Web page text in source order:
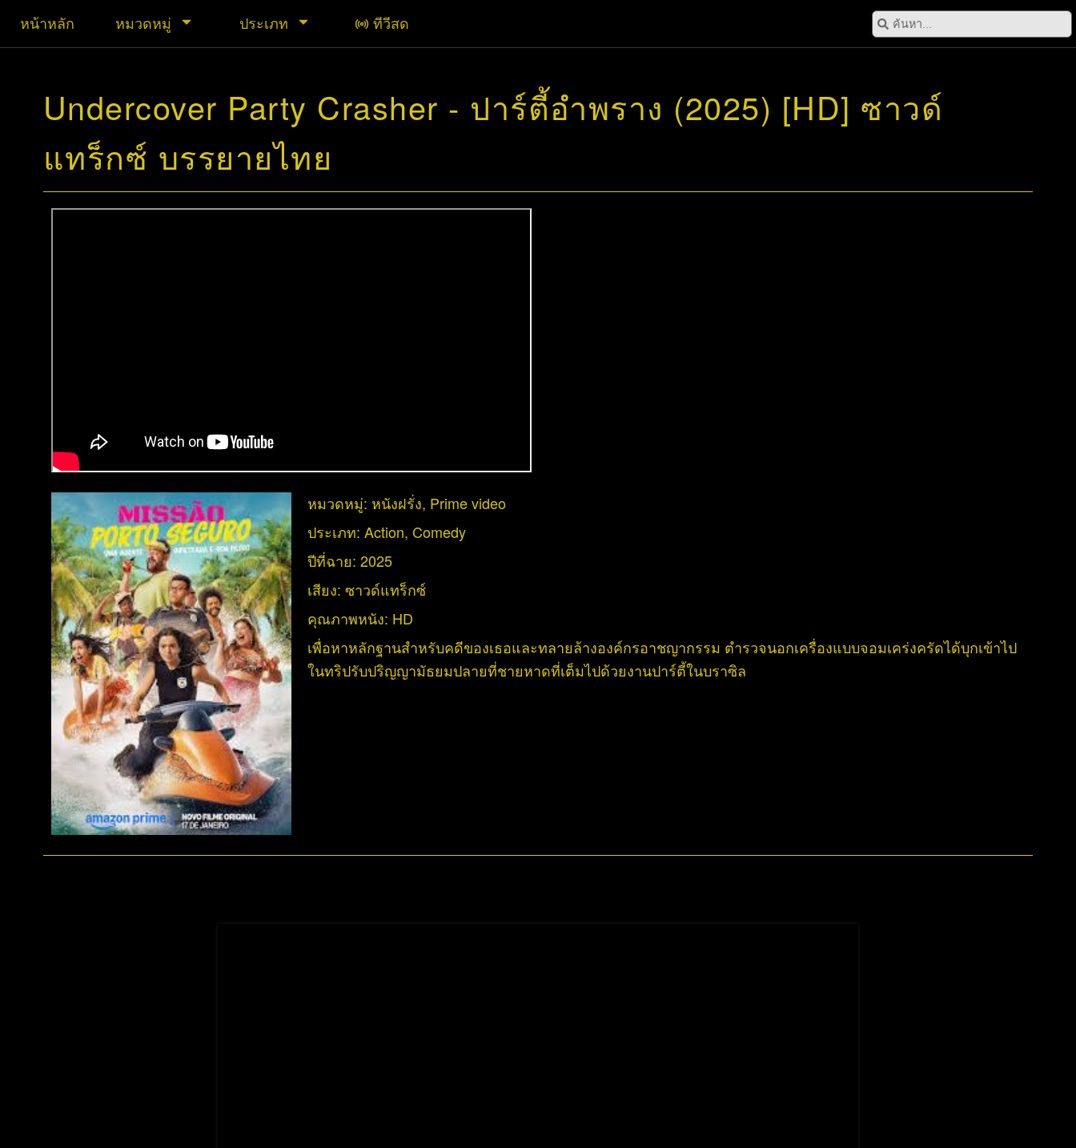
หน้าหลัก หมวดหมู่ ประเภท ทีวีสด
Undercover Party Crasher - ปาร์ตี้อำพราง (2025) [HD] ซาวด์
แทร็กซ์ บรรยายไทย
หมวดหมู่: หนังฝรั่ง, Prime video
ประเภท: Action, Comedy
ปีที่ฉาย: 2025
เสียง: ซาวด์แทร็กซ์
คุณภาพหนัง: HD
เพื่อหาหลักฐานสำหรับคดีของเธอและทลายล้างองค์กรอาชญากรรม ตำรวจนอกเครื่องแบบจอมเคร่งครัดได้บุกเข้าไป
ในทริปรับปริญญามัธยมปลายที่ชายหาดที่เต็มไปด้วยงานปาร์ตี้ในบราซิล